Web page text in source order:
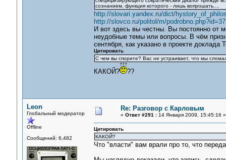
сознанием, функция которого - лишь вопрошать....
http://slovari.yandex.ru/dict/
http://slovco.ru/politol/m/
И вот здесь вы честны. Вы постоянно от
неудобные темы или вопросы. В чём
сентября, как указано в проекте
Цитировать
С чем вы спорите? Вас не устраивает, что мы
КАКОЙ? ??
Leon
Глобальный модератор
Offline
Сообщений: 6,482
Re: Разговор с Карловым
« Ответ #291 :14 Января 2009, 15:45:16 »
Цитировать
КАКОЙ?
Что "власти" вам врали про то, что